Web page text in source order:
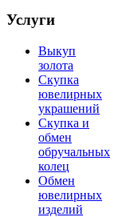
Услуги
Выкуп
золота
Скупка
ювелирных
украшений
Скупка и
обмен
обручальных
колец
Обмен
ювелирных
изделий